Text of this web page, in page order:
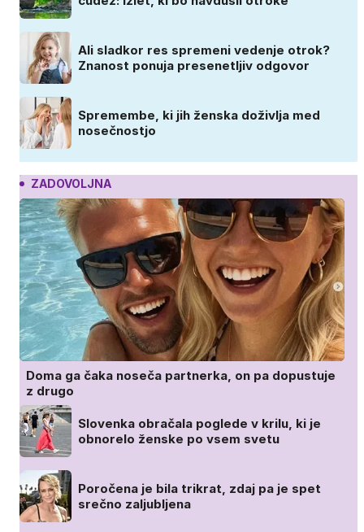
Ali sladkor res spremeni vedenje otrok?
Znanost ponuja presenetljiv odgovor
Spremembe, ki jih ženska doživlja med
nosečnostjo
ZADOVOLJNA
Doma ga čaka noseča partnerka, on pa dopustuje
z drugo
Slovenka obračala poglede v krilu, ki je
obnorelo ženske po vsem svetu
Poročena je bila trikrat, zdaj pa je spet
srečno zaljubljena